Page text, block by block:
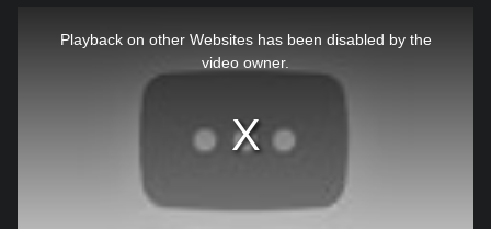
Playback on other Websites has been disabled by the
video owner.